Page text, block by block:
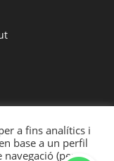
a fins analítics i
base a un perfil
(per